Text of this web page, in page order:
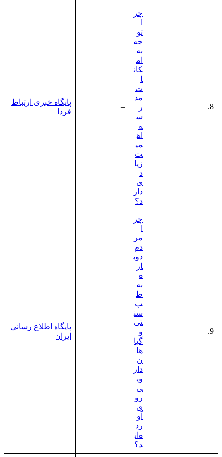
8.
چر
تو
جه
به
ام
کان
ا
ت
مد
ر
س
ه
اه
می
ت
زیا
د
ی
دار
د؟
–
پایگاه خبری ارتباط
فردا
9.
چر
مر
دم
دوب
ار
ه
به
ط
ب
سن
تی
و
گیا
ها
ن
دار
وی
ی
رو
ی
آو
رد
ه‌ان
د؟
–
پایگاه اطلاع رسانی
ایران